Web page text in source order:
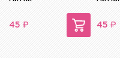
45 ₽ 45 ₽